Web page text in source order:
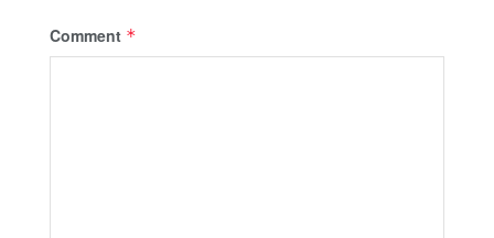
Comment *